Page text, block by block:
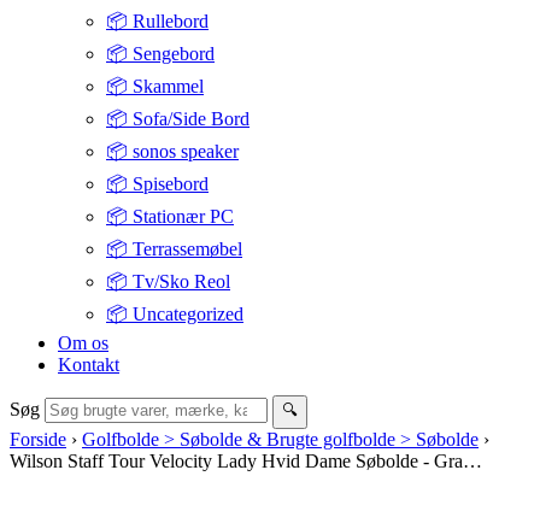
📦 Rullebord
📦 Sengebord
📦 Skammel
📦 Sofa/Side Bord
📦 sonos speaker
📦 Spisebord
📦 Stationær PC
📦 Terrassemøbel
📦 Tv/Sko Reol
📦 Uncategorized
Om os
Kontakt
Søg 🔍
Forside › Golfbolde > Søbolde & Brugte golfbolde > Søbolde ›
Wilson Staff Tour Velocity Lady Hvid Dame Søbolde - Gra…